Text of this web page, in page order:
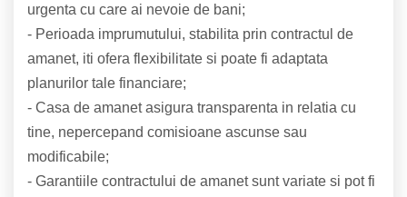
urgenta cu care ai nevoie de bani;
- Perioada imprumutului, stabilita prin contractul de
amanet, iti ofera flexibilitate si poate fi adaptata
planurilor tale financiare;
- Casa de amanet asigura transparenta in relatia cu
tine, nepercepand comisioane ascunse sau
modificabile;
- Garantiile contractului de amanet sunt variate si pot fi